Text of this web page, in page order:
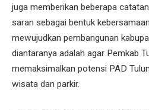
juga memberikan beberapa
saran sebagai bentuk
mewujudkan pembangunan
diantaranya adalah agar Pemkab
memaksimalkan potensi PAD
wisata dan parkir.